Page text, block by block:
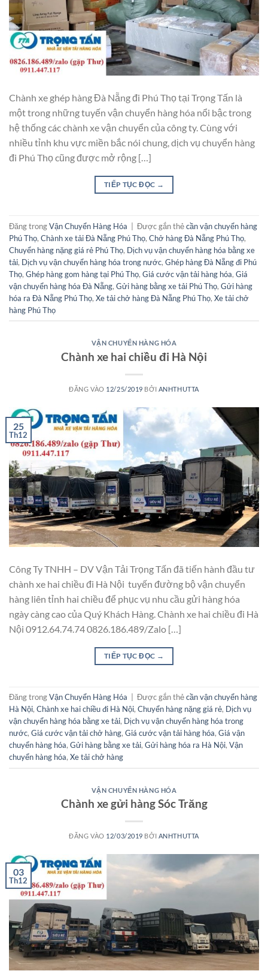
Chành xe ghép hàng Đà Nẵng đi Phú Thọ tại Trọng Tấn là
một trong những tuyến vận chuyển hàng hóa nổi bậc trong
hệ thống các chành xe vận chuyển của công ty. Cùng với
nhiều tỉnh khu vực miền bắc nói chung, dịch vụ chuyển hàng
đi Phú Thọ cũng được mở rộng […]
TIẾP TỤC ĐỌC →
Đăng trongVận Chuyển Hàng Hóa | Được gắn thẻcần vận chuyển hàng
Phú Thọ, Chành xe tải Đà Nẵng Phú Thọ, Chở hàng Đà Nẵng Phú Thọ,
Chuyển hàng nặng giá rẻ Phú Thọ, Dịch vụ vận chuyển hàng hóa bằng xe
tải, Dịch vụ vận chuyển hàng hóa trong nước, Ghép hàng Đà Nẵng đi Phú
Thọ, Ghép hàng gom hàng tại Phú Thọ, Giá cước vận tải hàng hóa, Giá
vận chuyển hàng hóa Đà Nẵng, Gửi hàng bằng xe tải Phú Thọ, Gửi hàng
hóa ra Đà Nẵng Phú Thọ, Xe tải chở hàng Đà Nẵng Phú Thọ, Xe tải chở
hàng Phú Thọ
VẬN CHUYỂN HÀNG HÓA
Chành xe hai chiều đi Hà Nội
ĐĂNG VÀO 12/25/2019 BỞI ANHTHUTTA
25
Th12
Công Ty TNHH – DV Vận Tải Trọng Tấn đã tiến hành đầu tư
chành xe hai chiều đi Hà Nội tuyến đường bộ vận chuyển
hàng liên tỉnh hai chiều để phục vụ nhu cầu gửi hàng hóa
ngày càng cao của Quý Khách Hàng. Chành xe hai chiều đi Hà
Nội 0912.64.74.74 0826.186.489/Zalo […]
TIẾP TỤC ĐỌC →
Đăng trongVận Chuyển Hàng Hóa Được gắn thẻcần vận chuyển hàng
Hà Nội, Chành xe hai chiều đi Hà Nội, Chuyển hàng nặng giá rẻ, Dịch vụ
vận chuyển hàng hóa bằng xe tải, Dịch vụ vận chuyển hàng hóa trong
nước, Giá cước vận tải chở hàng, Giá cước vận tải hàng hóa, Giá vận
chuyển hàng hóa, Gửi hàng bằng xe tải, Gửi hàng hóa ra Hà Nội, Vận
chuyển hàng hóa, Xe tải chở hàng
VẬN CHUYỂN HÀNG HÓA
Chành xe gửi hàng Sóc Trăng
ĐĂNG VÀO 12/03/2019 BỞI ANHTHUTTA
03
Th12